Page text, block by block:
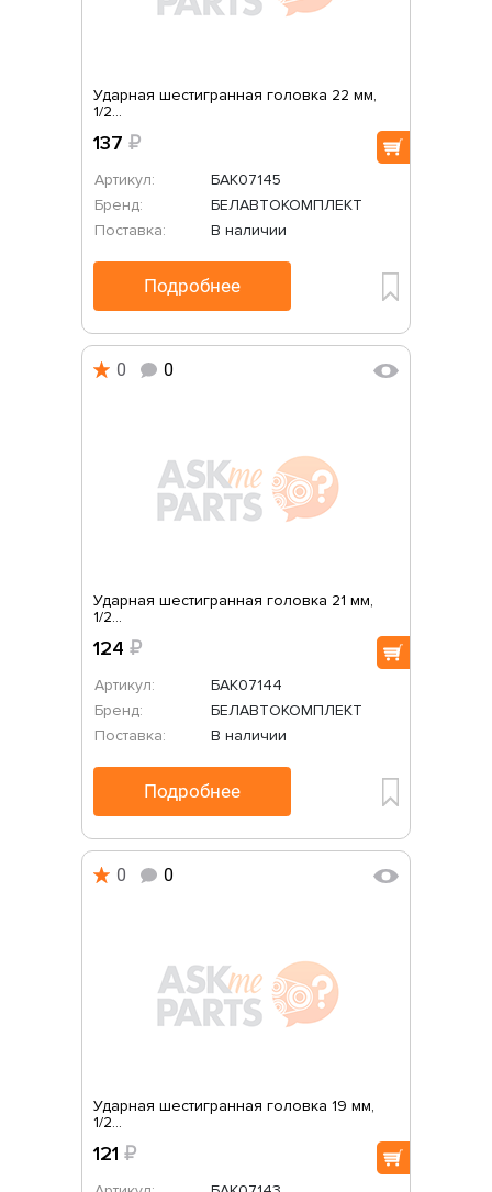
Ударная шестигранная головка 22 мм,
1/2...
137 ₽
Артикул:
БАК07145
Бренд:
БЕЛАВТОКОМПЛЕКТ
Поставка:
В наличии
Подробнее
0 0
Ударная шестигранная головка 21 мм,
1/2...
124 ₽
Артикул:
БАК07144
Бренд:
БЕЛАВТОКОМПЛЕКТ
Поставка:
В наличии
Подробнее
0 0
Ударная шестигранная головка 19 мм,
1/2...
121 ₽